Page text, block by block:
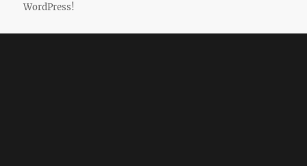
WordPress!